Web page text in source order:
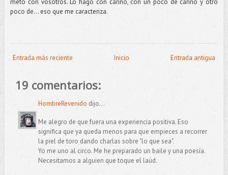
meto con vosotros. Lo hago con cariño, con un poco de cariño y otro
poco de... eso que me caracteriza.
Entrada más reciente Entrada antigua
Inicio
19 comentarios:
HombreRevenido dijo...
Me alegro de que fuera una experiencia positiva. Eso
significa que ya queda menos para que empieces a recorrer
la piel de toro dando charlas sobre "lo que sea".
Yo me uno al circo. Me he preparado un baile y una poesía.
Necesitamos a alguien que toque el laúd.